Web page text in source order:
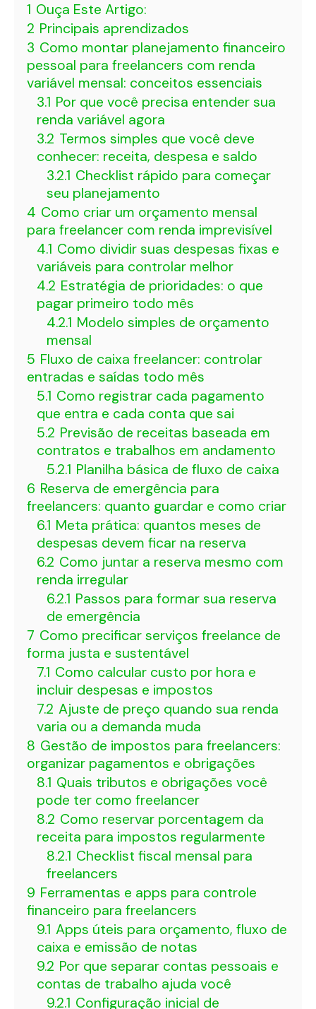
1 Ouça Este Artigo:
2 Principais aprendizados
3 Como montar planejamento financeiro
pessoal para freelancers com renda
variável mensal: conceitos essenciais
3.1 Por que você precisa entender sua
renda variável agora
3.2 Termos simples que você deve
conhecer: receita, despesa e saldo
3.2.1 Checklist rápido para começar
seu planejamento
4 Como criar um orçamento mensal
para freelancer com renda imprevisível
4.1 Como dividir suas despesas fixas e
variáveis para controlar melhor
4.2 Estratégia de prioridades: o que
pagar primeiro todo mês
4.2.1 Modelo simples de orçamento
mensal
5 Fluxo de caixa freelancer: controlar
entradas e saídas todo mês
5.1 Como registrar cada pagamento
que entra e cada conta que sai
5.2 Previsão de receitas baseada em
contratos e trabalhos em andamento
5.2.1 Planilha básica de fluxo de caixa
6 Reserva de emergência para
freelancers: quanto guardar e como criar
6.1 Meta prática: quantos meses de
despesas devem ficar na reserva
6.2 Como juntar a reserva mesmo com
renda irregular
6.2.1 Passos para formar sua reserva
de emergência
7 Como precificar serviços freelance de
forma justa e sustentável
7.1 Como calcular custo por hora e
incluir despesas e impostos
7.2 Ajuste de preço quando sua renda
varia ou a demanda muda
8 Gestão de impostos para freelancers:
organizar pagamentos e obrigações
8.1 Quais tributos e obrigações você
pode ter como freelancer
8.2 Como reservar porcentagem da
receita para impostos regularmente
8.2.1 Checklist fiscal mensal para
freelancers
9 Ferramentas e apps para controle
financeiro para freelancers
9.1 Apps úteis para orçamento, fluxo de
caixa e emissão de notas
9.2 Por que separar contas pessoais e
contas de trabalho ajuda você
9.2.1 Configuração inicial de